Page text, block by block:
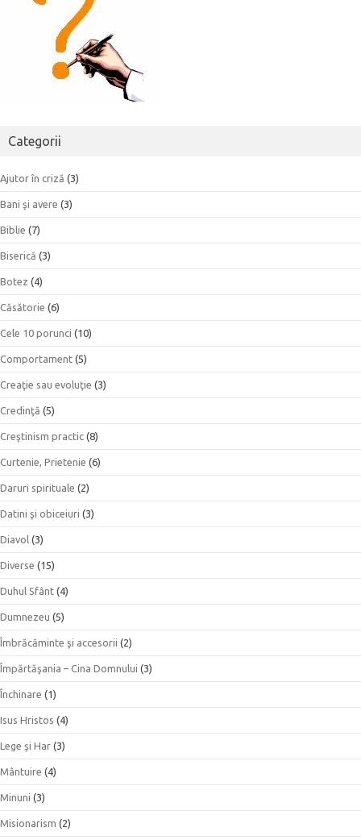
Categorii
Ajutor în criză (3)
Bani şi avere (3)
Biblie (7)
Biserică (3)
Botez (4)
Căsătorie (6)
Cele 10 porunci (10)
Comportament (5)
Creaţie sau evoluţie (3)
Credinţă (5)
Creştinism practic (8)
Curtenie, Prietenie (6)
Daruri spirituale (2)
Datini şi obiceiuri (3)
Diavol (3)
Diverse (15)
Duhul Sfânt (4)
Dumnezeu (5)
Îmbrăcăminte şi accesorii (2)
Împărtăşania – Cina Domnului (3)
Închinare (1)
Isus Hristos (4)
Lege şi Har (3)
Mântuire (4)
Minuni (3)
Misionarism (2)